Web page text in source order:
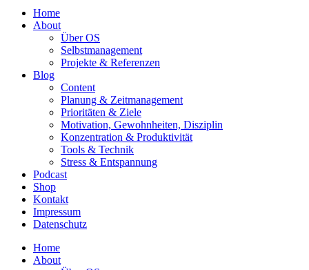
Home
About
Über OS
Selbstmanagement
Projekte & Referenzen
Blog
Content
Planung & Zeitmanagement
Prioritäten & Ziele
Motivation, Gewohnheiten, Disziplin
Konzentration & Produktivität
Tools & Technik
Stress & Entspannung
Podcast
Shop
Kontakt
Impressum
Datenschutz
Home
About